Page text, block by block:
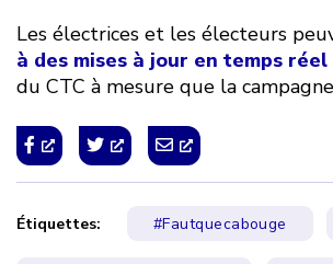
Les électrices et les électeurs
à des mises à jour en temps réel
du CTC à mesure que la
Étiquettes: #Fautquecabouge